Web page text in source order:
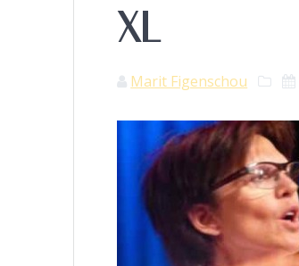
XL
Marit Figenschou